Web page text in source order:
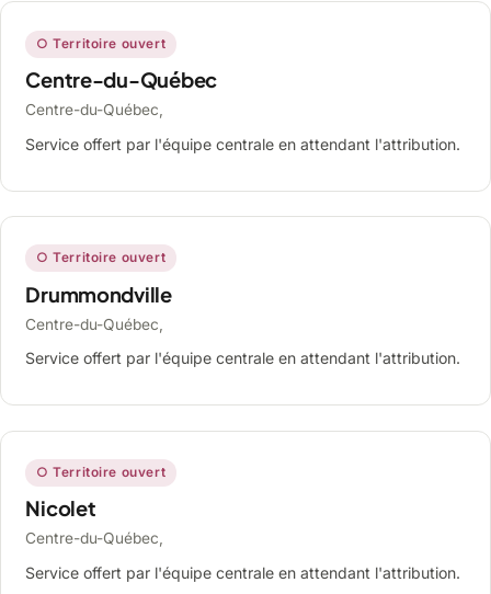
○ Territoire ouvert
Centre-du-Québec
Centre-du-Québec,
Service offert par l'équipe centrale en attendant l'attribution.
○ Territoire ouvert
Drummondville
Centre-du-Québec,
Service offert par l'équipe centrale en attendant l'attribution.
○ Territoire ouvert
Nicolet
Centre-du-Québec,
Service offert par l'équipe centrale en attendant l'attribution.